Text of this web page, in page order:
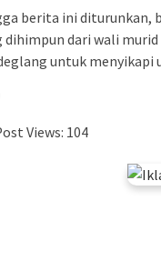
berita ini diturunkan,
dihimpun dari wali
untuk menyikapi
Views: 104